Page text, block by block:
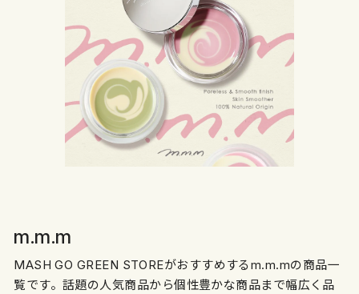
m.m.m
MASH GO GREEN STOREがおすすめするm.m.mの商品一
覧です。話題の人気商品から個性豊かな商品まで幅広く品